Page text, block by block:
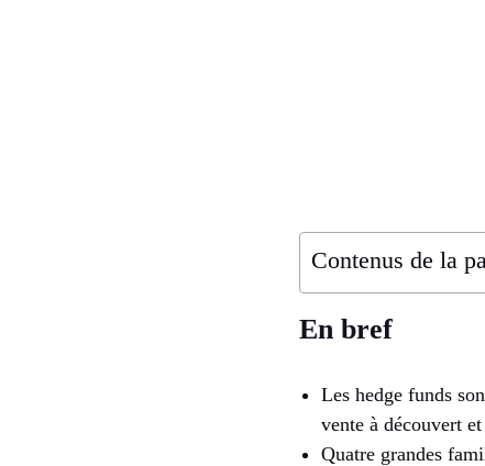
Contenus de la
En bref
Les hedge funds
vente à découvert
Quatre grandes